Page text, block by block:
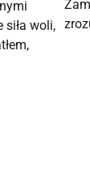
siła woli,